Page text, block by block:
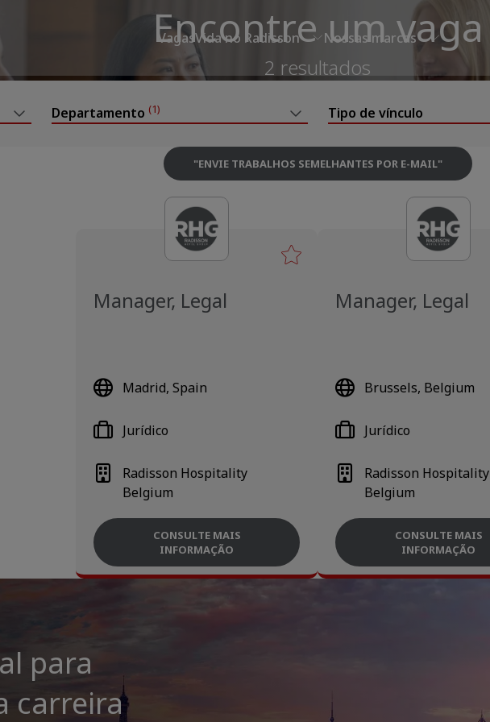
VagasVida no Radisson Nossas marcas
Encontre um vaga
2 resultados
Departamento (1) Tipo de vínculo
"ENVIE TRABALHOS SEMELHANTES POR E-MAIL"
Manager, Legal
Madrid, Spain
Radisson Hospitality
Belgium
Jurídico
CONSULTE MAIS
INFORMAÇÃO
Manager, Legal
Brussels, Belgium
Radisson Hospitality
Belgium
Jurídico
CONSULTE MAIS
INFORMAÇÃO
para
carreira